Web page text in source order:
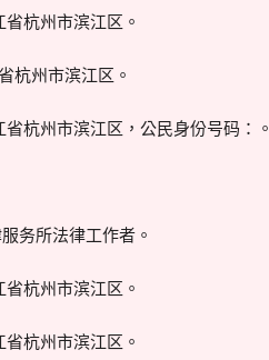
杭州市滨江区。
杭州市滨江区。
杭州市滨江区，公民身份号码：。
务所法律工作者。
杭州市滨江区。
杭州市滨江区。